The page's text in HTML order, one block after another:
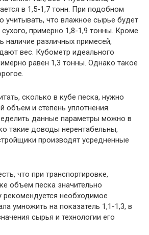
в 1,5-1,7 тонн. При подобном
учитывать, что влажное сырье будет
примерно 1,8-1,9 тонны. Кроме
наличие различных примесей,
вес. Кубометр идеального
равен 1,3 тонны. Однако такое
сколько в кубе песка, нужно
объем и степень уплотнения.
данные параметры можно в
такие доводы нерентабельны,
производят усредненные
что при транспортировке,
объем песка значительно
рекомендуется необходимое
умножить на показатель 1,1-1,3, в
сырья и технологии его